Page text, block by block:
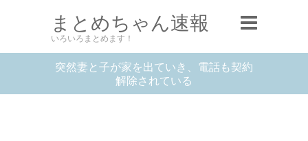
まとめちゃん速報
いろいろまとめます！
突然妻と子が家を出ていき、電話も契約
解除されている